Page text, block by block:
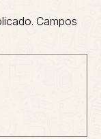
Campos